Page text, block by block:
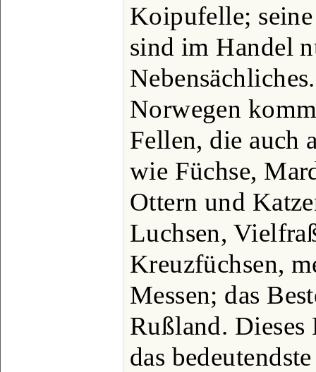
Koipufelle;
sind im Handel
Norwegen
Fellen, die auch
wie Füchse,
Ottern und
Luchsen,
Kreuzfüchsen,
Messen; das
Rußland.
das